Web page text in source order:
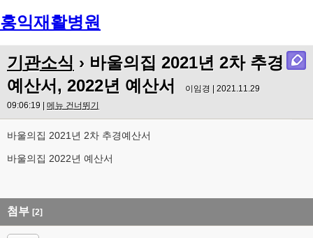
홍익재활병원
Menu
기관소식 › 바울의집 2021년 2차 추경
예산서, 2022년 예산서
이임경 | 2021.11.29
09:06:19 | 메뉴 건너뛰기
바울의집 2021년 2차 추경예산서
바울의집 2022년 예산서
첨부 [2]